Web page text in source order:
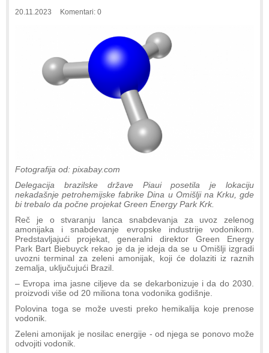
20.11.2023 Komentari: 0
Fotografija od: pixabay.com
Delegacija brazilske države Piaui posetila je lokaciju
nekadašnje petrohemijske fabrike Dina u Omišlji na Krku, gde
bi trebalo da počne projekat Green Energy Park Krk.
Reč je o stvaranju lanca snabdevanja za uvoz zelenog
amonijaka i snabdevanje evropske industrije vodonikom.
Predstavljajući projekat, generalni direktor Green Energy
Park Bart Biebuyck rekao je da je ideja da se u Omišlji izgradi
uvozni terminal za zeleni amonijak, koji će dolaziti iz raznih
zemalja, uključujući Brazil.
– Evropa ima jasne ciljeve da se dekarbonizuje i da do 2030.
proizvodi više od 20 miliona tona vodonika godišnje.
Polovina toga se može uvesti preko hemikalija koje prenose
vodonik.
Zeleni amonijak je nosilac energije - od njega se ponovo može
odvojiti vodonik.